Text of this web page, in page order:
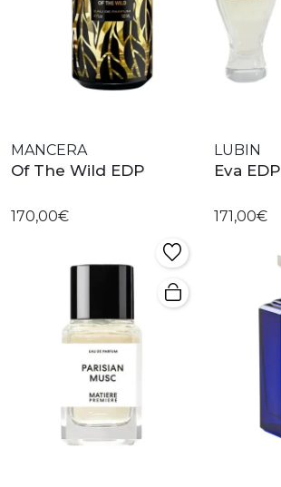
MANCERA
Of The Wild EDP
170,00€
LUBIN
Eva EDP
171,00€